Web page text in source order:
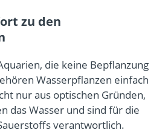
zu den
die keine Bepflanzung
Wasserpflanzen einfach
nur aus optischen Gründen,
das Wasser und sind für die
verantwortlich.